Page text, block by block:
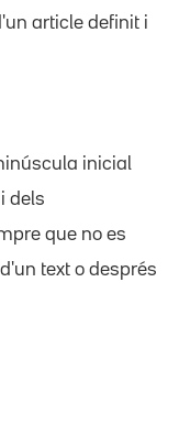
article definit i
inicial
dels
que no es
text o després